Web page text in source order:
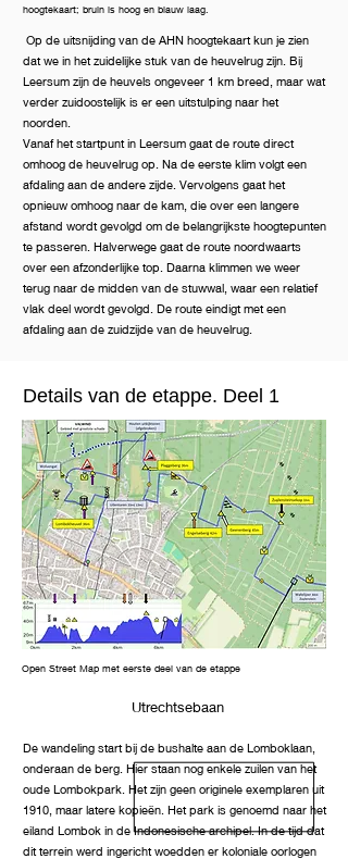
hoogtekaart; bruin is hoog en blauw laag.
Op de uitsnijding van de AHN hoogtekaart kun je zien
dat we in het zuidelijke stuk van de heuvelrug zijn. Bij
Leersum zijn de heuvels ongeveer 1 km breed, maar wat
verder zuidoostelijk is er een uitstulping naar het
noorden.
Vanaf het startpunt in Leersum gaat de route direct
omhoog de heuvelrug op. Na de eerste klim volgt een
afdaling aan de andere zijde. Vervolgens gaat het
opnieuw omhoog naar de kam, die over een langere
afstand wordt gevolgd om de belangrijkste hoogtepunten
te passeren. Halverwege gaat de route noordwaarts
over een afzonderlijke top. Daarna klimmen we weer
terug naar de midden van de stuwwal, waar een relatief
vlak deel wordt gevolgd. De route eindigt met een
afdaling aan de zuidzijde van de heuvelrug.
Details van de etappe. Deel 1
Open Street Map met eerste deel van de etappe
Utrechtsebaan
De wandeling start bij de bushalte aan de Lomboklaan,
onderaan de berg. Hier staan nog enkele zuilen van het
oude Lombokpark. Het zijn geen originele exemplaren uit
1910, maar latere kopieën. Het park is genoemd naar het
eiland Lombok in de Indonesische archipel. In de tijd dat
dit terrein werd ingericht woedden er koloniale oorlogen